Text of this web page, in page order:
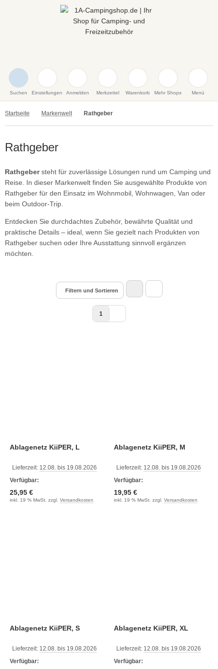
Suchen Einstellungen Anmelden Merkzettel Warenkorb Mehr Shops Menü
Startseite Markenwelt Rathgeber
Rathgeber
Rathgebersteht für zuverlässige Lösungen rund um Camping und
Reise. In dieser Markenwelt finden Sie ausgewählte Produkte von
Rathgeber für den Einsatz im Wohnmobil, Wohnwagen, Van oder
beim Outdoor-Trip.
Entdecken Sie durchdachtes Zubehör, bewährte Qualität und
praktische Details – ideal, wenn Sie gezielt nach Produkten von
Rathgeber suchen oder Ihre Ausstattung sinnvoll ergänzen
möchten.
Filtern und Sortieren
1
Ablagenetz KiiPER, L
Lieferzeit: 12.08. bis 19.08.2026
Verfügbar:
25,95 €
inkl. 19 % MwSt. zzgl. Versandkosten
Ablagenetz KiiPER, M
Lieferzeit: 12.08. bis 19.08.2026
Verfügbar:
19,95 €
inkl. 19 % MwSt. zzgl. Versandkosten
Ablagenetz KiiPER, S
Lieferzeit: 12.08. bis 19.08.2026
Verfügbar:
Ablagenetz KiiPER, XL
Lieferzeit: 12.08. bis 19.08.2026
Verfügbar: